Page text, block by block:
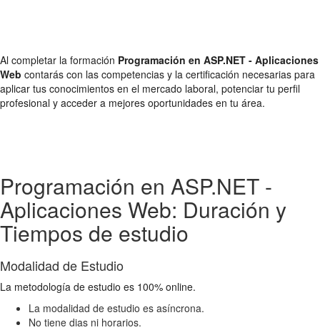
Al completar la formación Programación en ASP.NET - Aplicaciones
Web contarás con las competencias y la certificación necesarias para
aplicar tus conocimientos en el mercado laboral, potenciar tu perfil
profesional y acceder a mejores oportunidades en tu área.
Programación en ASP.NET -
Aplicaciones Web: Duración y
Tiempos de estudio
Modalidad de Estudio
La metodología de estudio es 100% online.
La modalidad de estudio es asíncrona.
No tiene dias ni horarios.